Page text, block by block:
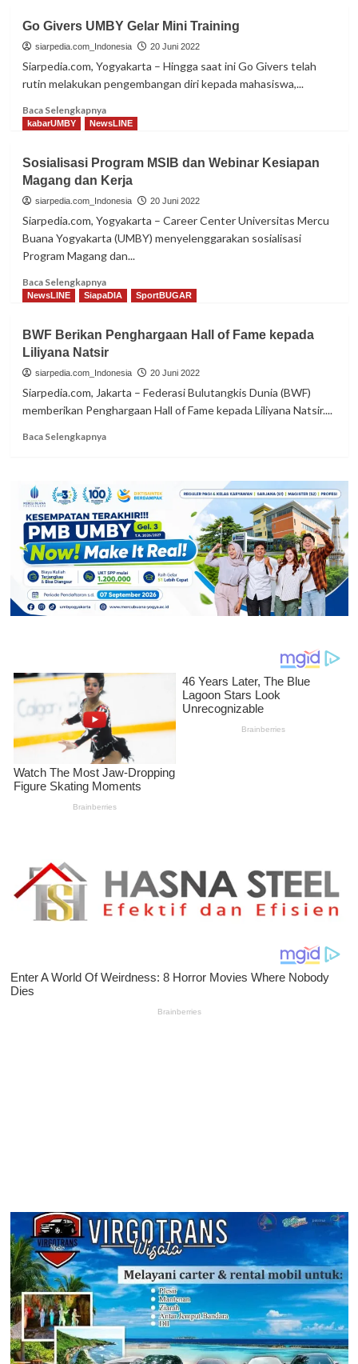
Go Givers UMBY Gelar Mini Training
siarpedia.com_Indonesia 20 Juni 2022
Siarpedia.com, Yogyakarta – Hingga saat ini Go Givers telah
rutin melakukan pengembangan diri kepada mahasiswa,...
Baca SelengkapnyaRead
more
Givers
UMBY
Gelar
Training
kabarUMBY NewsLINE
Sosialisasi Program MSIB dan Webinar Kesiapan
Magang dan Kerja
siarpedia.com_Indonesia 20 Juni 2022
Siarpedia.com, Yogyakarta – Career Center Universitas Mercu
Buana Yogyakarta (UMBY) menyelenggarakan sosialisasi
Program Magang dan...
Baca SelengkapnyaRead
more
Program
MSIB
dan
Webinar
Magang
NewsLINE SiapaDIA SportBUGAR
BWF Berikan Penghargaan Hall of Fame kepada
Liliyana Natsir
siarpedia.com_Indonesia 20 Juni 2022
Siarpedia.com, Jakarta – Federasi Bulutangkis Dunia (BWF)
memberikan Penghargaan Hall of Fame kepada Liliyana Natsir....
Baca SelengkapnyaRead
Berikan
Penghargaan
Hall
of
Fame
kepada
Liliyana
Natsir